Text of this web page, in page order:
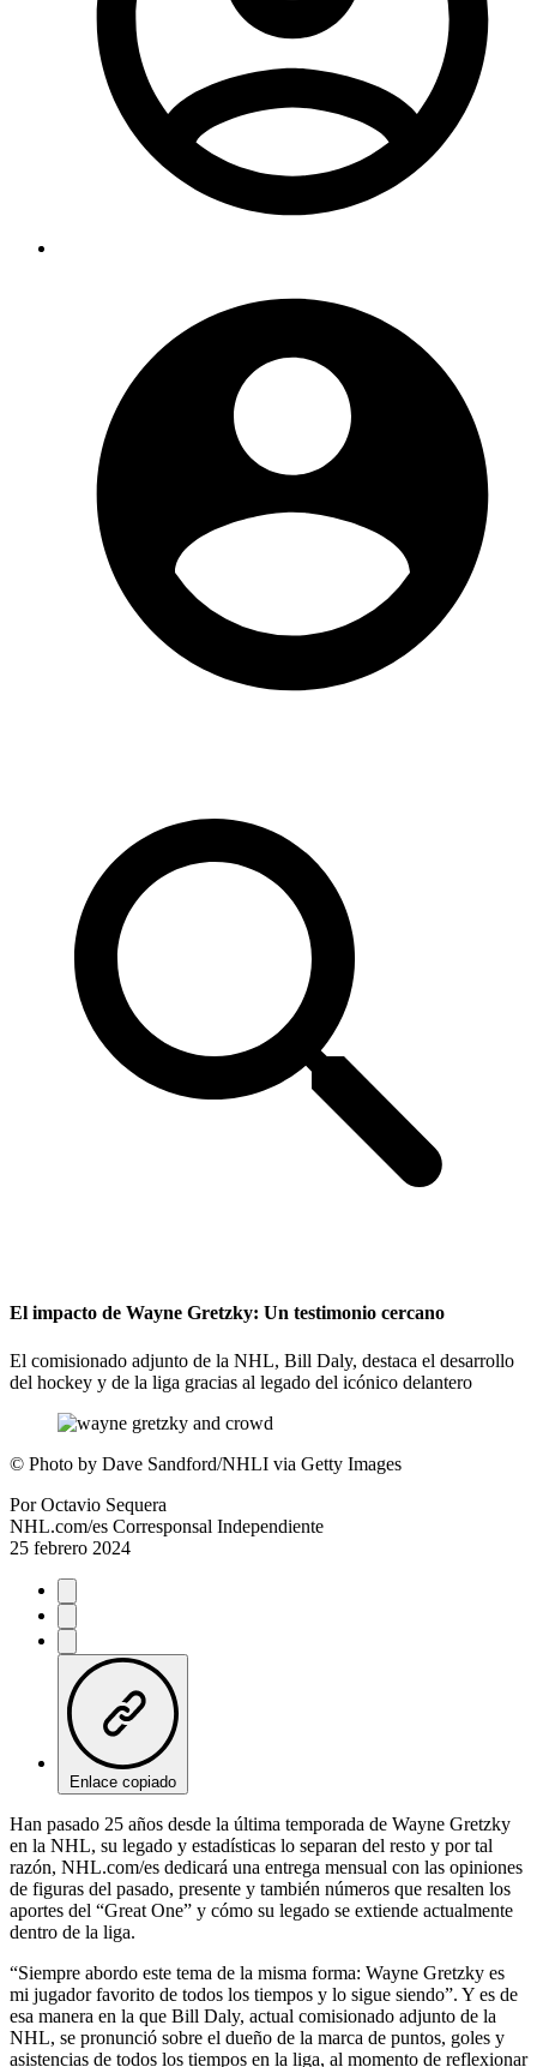
El impacto de Wayne Gretzky: Un testimonio cercano
El comisionado adjunto de la NHL, Bill Daly, destaca el desarrollo
del hockey y de la liga gracias al legado del icónico delantero
© Photo by Dave Sandford/NHLI via Getty Images
Por Octavio Sequera
NHL.com/es Corresponsal Independiente
25 febrero 2024
Enlace copiado
Han pasado 25 años desde la última temporada de Wayne Gretzky
en la NHL, su legado y estadísticas lo separan del resto y por tal
razón, NHL.com/es dedicará una entrega mensual con las opiniones
de figuras del pasado, presente y también números que resalten los
aportes del “Great One” y cómo su legado se extiende actualmente
dentro de la liga.
“Siempre abordo este tema de la misma forma: Wayne Gretzky es
mi jugador favorito de todos los tiempos y lo sigue siendo”. Y es de
esa manera en la que Bill Daly, actual comisionado adjunto de la
NHL, se pronunció sobre el dueño de la marca de puntos, goles y
asistencias de todos los tiempos en la liga, al momento de reflexionar